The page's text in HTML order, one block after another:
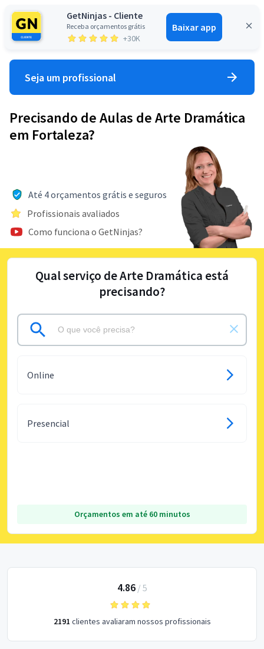
GetNinjas - Cliente
Receba orçamentos grátis
+30K
Baixar app
Entrar
Seja um profissional
Precisando de Aulas de Arte Dramática
em Fortaleza?
Até 4 orçamentos grátis e seguros
Profissionais avaliados
Como funciona o GetNinjas?
Qual serviço de Arte Dramática está
precisando?
Online
Presencial
Orçamentos em até 60 minutos
4.86/ 5
2191 clientes avaliaram nossos profissionais